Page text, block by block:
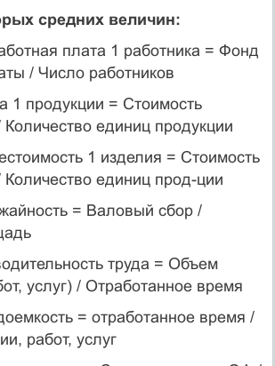
средних величин:
плата 1 работника = Фонд
/ Число работников
1 продукции = Стоимость
Количество единиц продукции
1 изделия = Стоимость
Количество единиц прод-ции
= Валовый сбор /
труда = Объем
услуг) / Отработанное время
= отработанное время /
работ, услуг